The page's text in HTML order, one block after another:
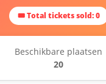
🎟 Total tickets sold: 0
Beschikbare plaatsen
20